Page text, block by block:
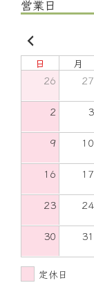
営業日
日 月
26 27
2 3
9 10
16 17
23 24
30 31
定休日